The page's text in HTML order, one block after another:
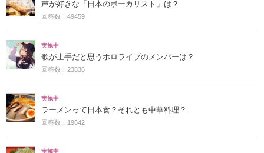
声が好きな「日本のボーカリスト」は？
回答数：49459
実施中
歌が上手だと思うホロライブのメンバーは？
回答数：23836
実施中
ラーメンって日本食？それとも中華料理？
回答数：19642
実施中